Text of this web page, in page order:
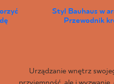
Styl Bauhaus w
Przewodnik
Urządzanie wnętrz